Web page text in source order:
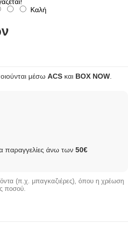
Καλή
μέσω ACS και BOX NOW
παραγγελίες άνω των 50€
(π.χ. μπαγκαζιέρες), όπου η χρέωση
ποσού.